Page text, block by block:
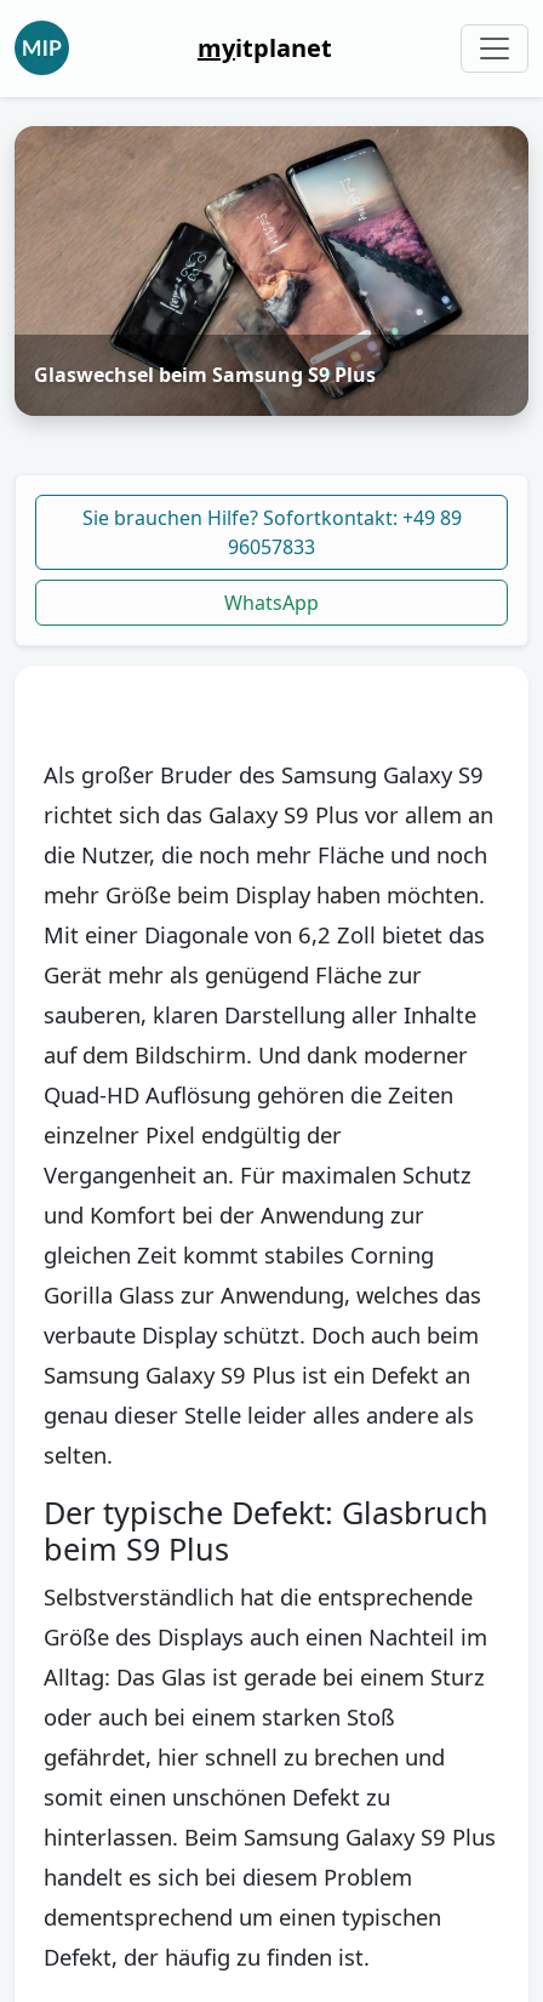
myitplanet
Glaswechsel beim Samsung S9 Plus
Sie brauchen Hilfe? Sofortkontakt: +49 89
96057833
WhatsApp
Als großer Bruder des Samsung Galaxy S9
richtet sich das Galaxy S9 Plus vor allem an
die Nutzer, die noch mehr Fläche und noch
mehr Größe beim Display haben möchten.
Mit einer Diagonale von 6,2 Zoll bietet das
Gerät mehr als genügend Fläche zur
sauberen, klaren Darstellung aller Inhalte
auf dem Bildschirm. Und dank moderner
Quad-HD Auflösung gehören die Zeiten
einzelner Pixel endgültig der
Vergangenheit an. Für maximalen Schutz
und Komfort bei der Anwendung zur
gleichen Zeit kommt stabiles Corning
Gorilla Glass zur Anwendung, welches das
verbaute Display schützt. Doch auch beim
Samsung Galaxy S9 Plus ist ein Defekt an
genau dieser Stelle leider alles andere als
selten.
Der typische Defekt: Glasbruch
beim S9 Plus
Selbstverständlich hat die entsprechende
Größe des Displays auch einen Nachteil im
Alltag: Das Glas ist gerade bei einem Sturz
oder auch bei einem starken Stoß
gefährdet, hier schnell zu brechen und
somit einen unschönen Defekt zu
hinterlassen. Beim Samsung Galaxy S9 Plus
handelt es sich bei diesem Problem
dementsprechend um einen typischen
Defekt, der häufig zu finden ist.